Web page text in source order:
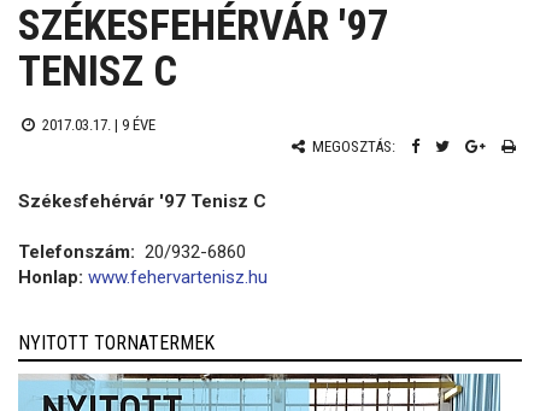
SZÉKESFEHÉRVÁR '97
TENISZ C
2017.03.17. | 9 ÉVE
MEGOSZTÁS:
Székesfehérvár '97 Tenisz C
Telefonszám: 20/932-6860
Honlap: www.fehervartenisz.hu
NYITOTT TORNATERMEK